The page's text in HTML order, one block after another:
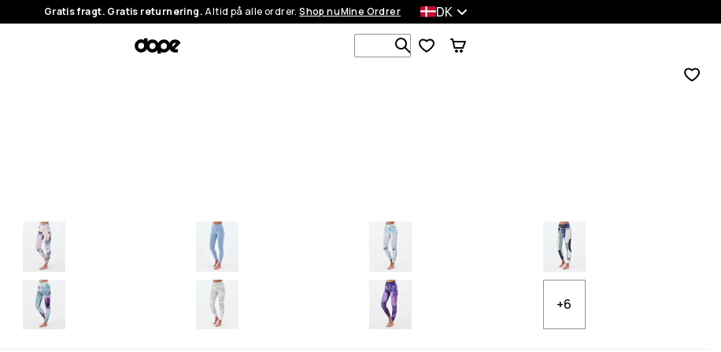
Gratis fragt. Gratis returnering.Altid på alle ordrer.Shop nuMine Ordrer DK
Søg i 1 000+ produkter
+6